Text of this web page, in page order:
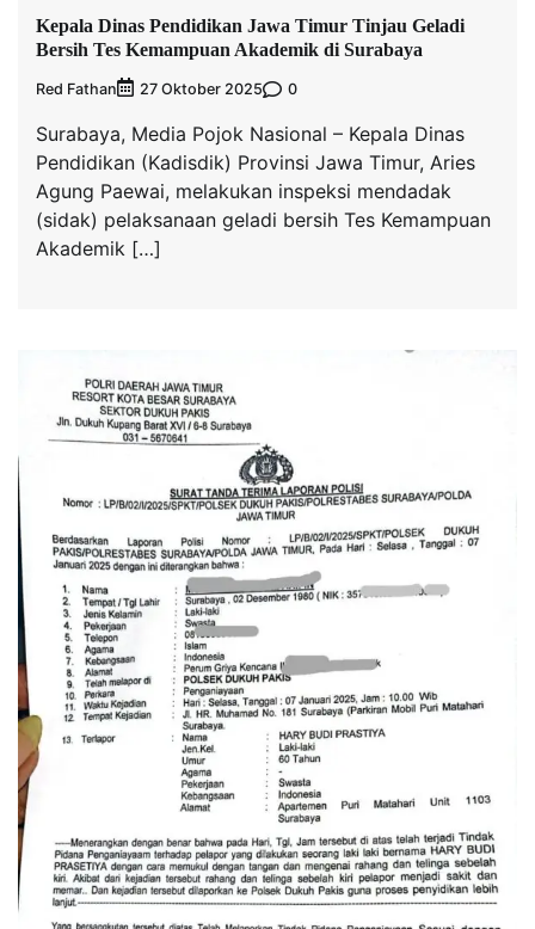
Kepala Dinas Pendidikan Jawa Timur Tinjau Geladi
Bersih Tes Kemampuan Akademik di Surabaya
Red Fathan 27 Oktober 2025 0
Surabaya, Media Pojok Nasional – Kepala Dinas
Pendidikan (Kadisdik) Provinsi Jawa Timur, Aries
Agung Paewai, melakukan inspeksi mendadak
(sidak) pelaksanaan geladi bersih Tes Kemampuan
Akademik […]